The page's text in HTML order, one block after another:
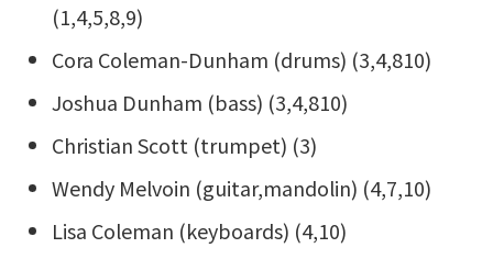
(1,4,5,8,9)
Cora Coleman-Dunham (drums) (3,4,810)
Joshua Dunham (bass) (3,4,810)
Christian Scott (trumpet) (3)
Wendy Melvoin (guitar,mandolin) (4,7,10)
Lisa Coleman (keyboards) (4,10)